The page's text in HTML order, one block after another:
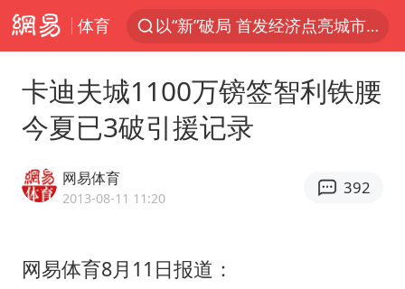
体育
以“新”破局 首发经济点亮城市消费活力
47岁妈妈突然产女 26岁女儿：很震惊
我国编制完成新版全月地质图
对话重庆地铁吐血女孩
卡迪夫城1100万镑签智利铁腰
今夏已3破引援记录
网易体育
2013-08-11 11:20
392
网易体育8月11日报道：